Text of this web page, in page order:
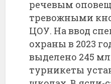
речевым
тревожными
ЦОУ. На ввод
охраны в 2023
выделено 245
турникеты